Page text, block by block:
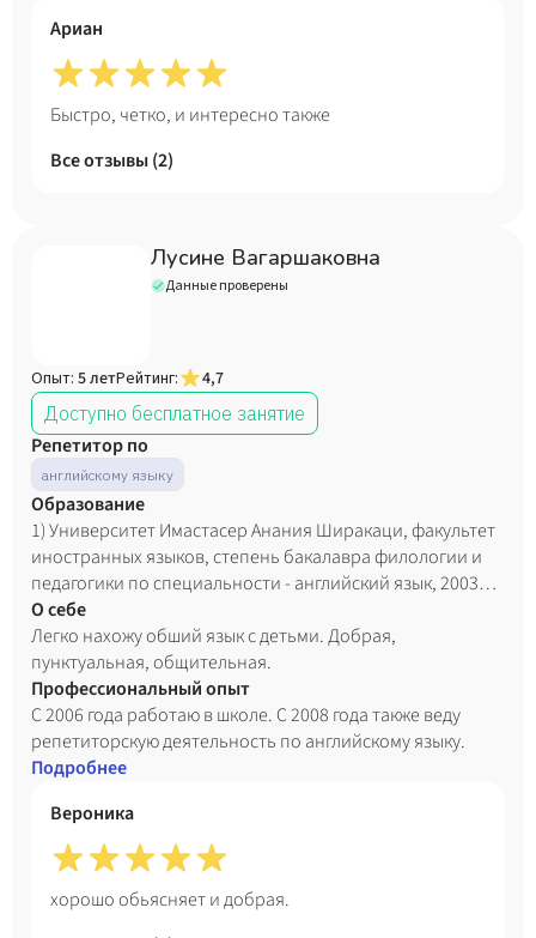
Ариан
Быстро, четко, и интересно также
Все отзывы (2)
Лусине Вагаршаковна
Данные проверены
Опыт: 5 летРейтинг:
4,7
Доступно бесплатное занятие
Репетитор по
английскому языку
Образование
1) Университет Имастасер Анания Ширакаци, факультет
иностранных языков, степень бакалавра филологии и
педагогики по специальности - английский язык, 2003
год; 2) Гюмрийский государственный педагогический
институт им. М. Налбандяна, филологический факультет,
степень магистра педагогики по специальности -
английский язык, 2010 год.
О себе
Легко нахожу обший язык с детьми. Добрая,
пунктуальная, общительная.
Профессиональный опыт
С 2006 года работаю в школе. С 2008 года также веду
репетиторскую деятельность по английскому языку.
Подробнее
Вероника
хорошо обьясняет и добрая.